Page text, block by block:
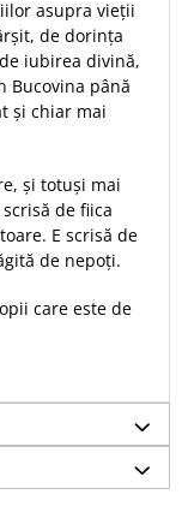
asupra vieţii
de dorinţa
iubirea divină,
până
şi chiar mai
şi totuşi mai
de fiica
E scrisă de
de nepoţi.
care este de